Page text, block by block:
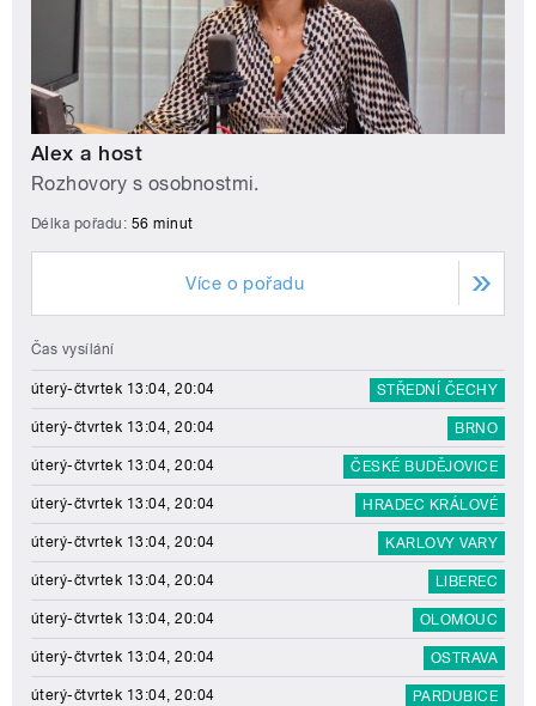
Alex a host
Rozhovory s osobnostmi.
Délka pořadu: 56 minut
Více o pořadu
Čas vysílání
úterý-čtvrtek 13:04, 20:04 STŘEDNÍ ČECHY
úterý-čtvrtek 13:04, 20:04 BRNO
úterý-čtvrtek 13:04, 20:04 ČESKÉ BUDĚJOVICE
úterý-čtvrtek 13:04, 20:04 HRADEC KRÁLOVÉ
úterý-čtvrtek 13:04, 20:04 KARLOVY VARY
úterý-čtvrtek 13:04, 20:04 LIBEREC
úterý-čtvrtek 13:04, 20:04 OLOMOUC
úterý-čtvrtek 13:04, 20:04 OSTRAVA
úterý-čtvrtek 13:04, 20:04 PARDUBICE